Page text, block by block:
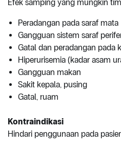
Efek samping yang mungkin
Peradangan pada saraf mata
Gangguan sistem saraf
Gatal dan peradangan pada
Hiperurisemia (kadar asam
Gangguan makan
Sakit kepala, pusing
Gatal, ruam
Kontraindikasi
Hindari penggunaan pada